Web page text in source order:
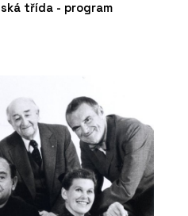
třída - program